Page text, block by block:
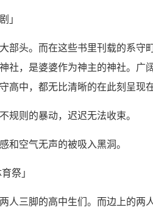
」
部头。而在这些书里刊载的系
社，是婆婆作为神主的神社。
高中，都无比清晰的在此刻呈
规则的暴动，迟迟无法收束。
和空气无声的被吸入黑洞。
祭」
人三脚的高中生们。而边上的